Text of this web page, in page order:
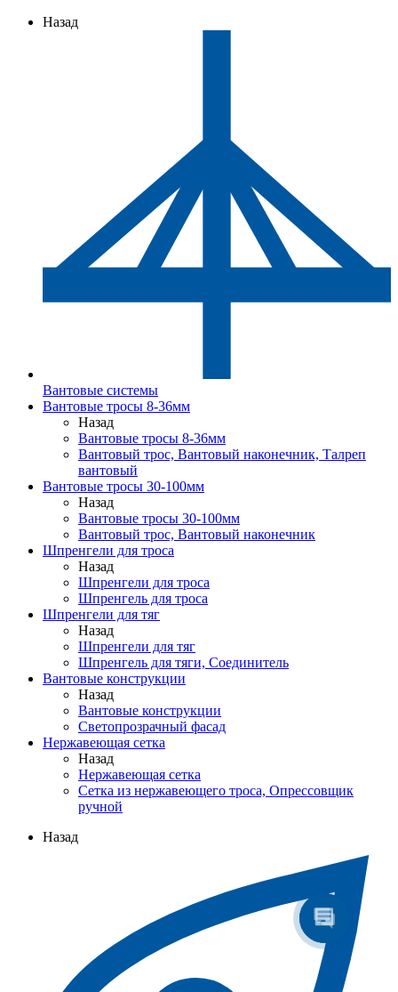
Назад
Вантовые системы
Вантовые тросы 8-36мм
Назад
Вантовые тросы 8-36мм
Вантовый трос, Вантовый наконечник, Талреп
вантовый
Вантовые тросы 30-100мм
Назад
Вантовые тросы 30-100мм
Вантовый трос, Вантовый наконечник
Шпренгели для троса
Назад
Шпренгели для троса
Шпренгель для троса
Шпренгели для тяг
Назад
Шпренгели для тяг
Шпренгель для тяги, Соединитель
Вантовые конструкции
Назад
Вантовые конструкции
Светопрозрачный фасад
Нержавеющая сетка
Назад
Нержавеющая сетка
Сетка из нержавеющего троса, Опрессовщик
ручной
Назад